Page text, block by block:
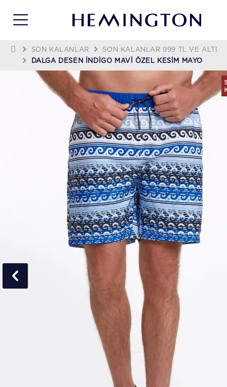
SON KALANLAR
SON KALANLAR 999 TL VE ALTI
DALGA DESEN İNDIGO MAVI ÖZEL KESIM MAYO